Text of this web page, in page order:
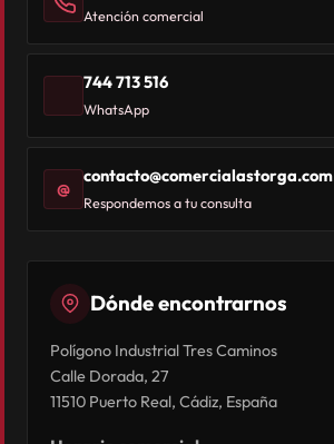
Atención comercial
744 713 516
WhatsApp
@
contacto@comercialastorga.com
Respondemos a tu consulta
Dónde encontrarnos
Polígono Industrial Tres Caminos
Calle Dorada, 27
11510 Puerto Real, Cádiz, España